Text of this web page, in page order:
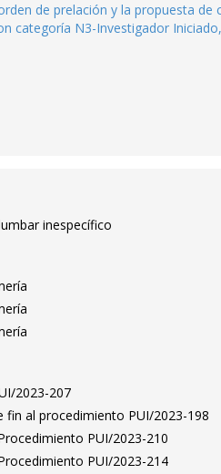
de prelación y la propuesta de
categoría N3-Investigador
inespecífico
2023-207
fin al procedimiento PUI/2023-198
PUI/2023-210
PUI/2023-214